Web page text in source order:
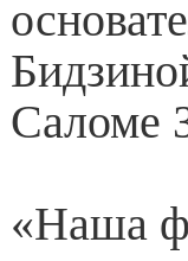
Саломе
«Наша